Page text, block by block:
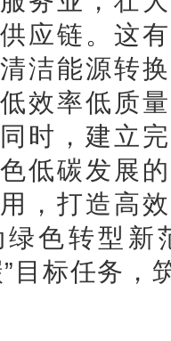
应链。这
洁能源转
效率低质
时，建立
低碳发展
，打造高
色转型新
目标任务，